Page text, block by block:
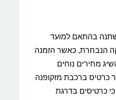
בהתאם למועד
הנבחרת, כאשר הזמנה
מחירים נוחים
כרטיס ברכבת מזקופנה
כי כרטיסים בדרגת